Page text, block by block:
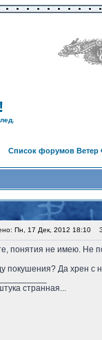
Список форумов Ветер
Пн, 17 Дек, 2012 18:10
понятия не имею. Не
покушения? Да хрен с
странная...